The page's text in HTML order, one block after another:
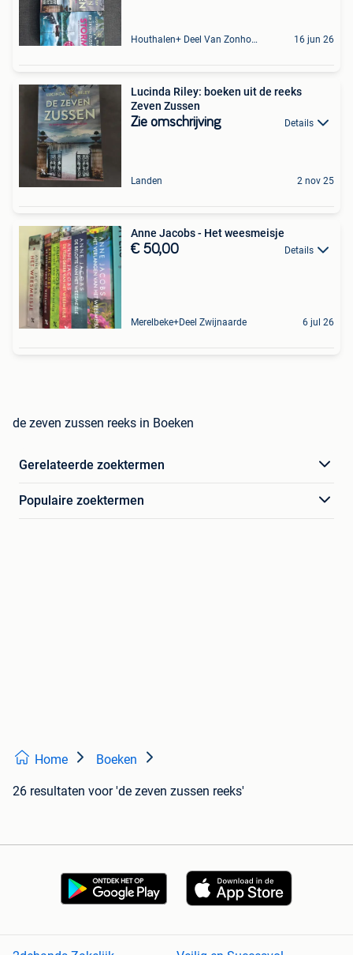
Houthalen+ Deel Van Zonhoven En Zolder 16 jun 26
Lucinda Riley: boeken uit de reeks
Zeven Zussen
Zie omschrijving Details
Landen 2 nov 25
Anne Jacobs - Het weesmeisje
€ 50,00 Details
Merelbeke+Deel Zwijnaarde 6 jul 26
de zeven zussen reeks in Boeken
Gerelateerde zoektermen
Populaire zoektermen
Home Boeken
26 resultaten voor 'de zeven zussen reeks'